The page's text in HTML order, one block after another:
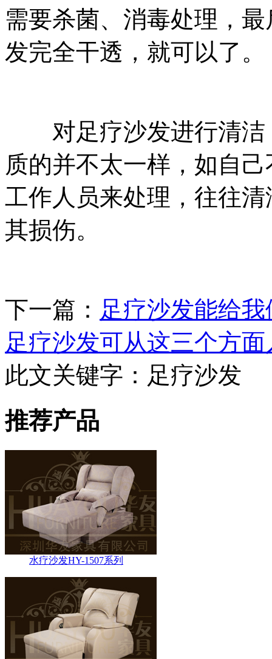
需要杀菌、消毒处理，
发完全干透，就可以了。
对足疗沙发进行清洁
质的并不太一样，如自
工作人员来处理，往往
其损伤。
下一篇： 足疗沙发能给
足疗沙发可从这三个方面
此文关键字： 足疗沙发
推荐产品
水疗沙发HY-1507系列